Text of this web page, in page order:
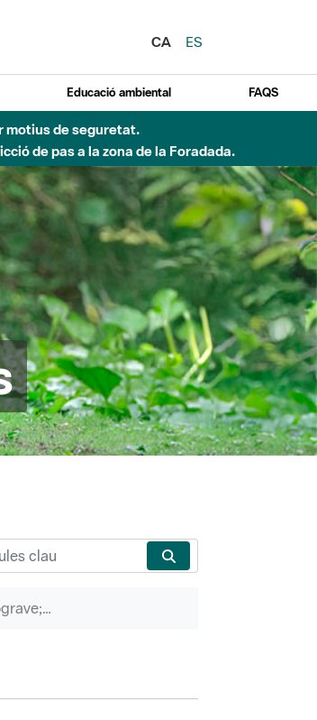
CA
ES
Educació ambiental FAQS
motius de seguretat.
de pas a la zona de la Foradada.
P&agrave;gines &ograve;rfenes